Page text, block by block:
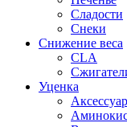
Сладости
Снеки
Снижение веса
CLA
Уценка